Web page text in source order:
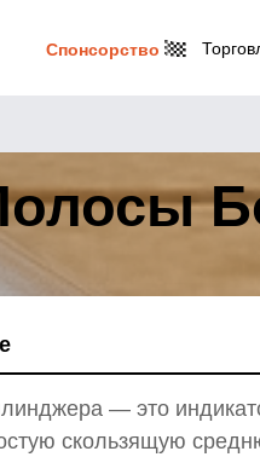
Спонсорство
— это
скользящую